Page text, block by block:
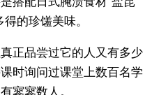
的珍馐美味。
正品尝过它的人又有多少
时询问过课堂上数百名学
寥寥数人。